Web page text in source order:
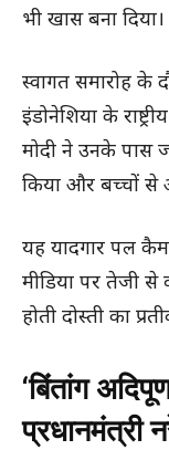
भी खास बना दिया।
स्वागत समारोह के
इंडोनेशिया के
मोदी ने उनके पास
किया और बच्चों से
यह यादगार पल
मीडिया पर तेजी
होती दोस्ती का
‘बिंतांग
प्रधानमंत्री